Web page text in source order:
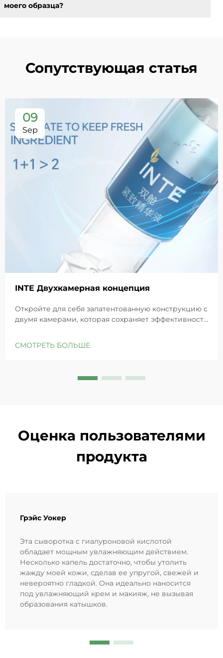
моего образца?
Сопутствующая статья
09
Sep
INTE Двухкамерная концепция
Откройте для себя запатентованную конструкцию с
двумя камерами, которая сохраняет эффективность
восстанавливает барьеры чувствительной кожи.
СМОТРЕТЬ БОЛЬШЕ
Оценка пользователями
продукта
Грэйс Уокер
Эта сыворотка с гиалуроновой кислотой
обладает мощным увлажняющим действием.
Несколько капель достаточно, чтобы утолить
жажду моей кожи, сделав ее упругой, свежей и
невероятно гладкой. Она идеально наносится
под увлажняющий крем и макияж, не вызывая
образования катышков.